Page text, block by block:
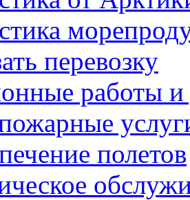
перевозку
работы и
полетов